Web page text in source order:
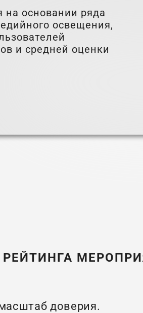
на основании ряда
освещения,
и средней оценки
доверия.